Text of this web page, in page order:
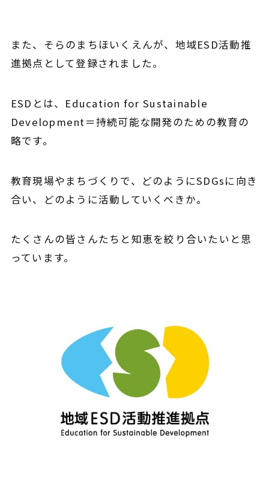
また、そらのまちほいくえんが、 地域ESD活動推
進拠点 として登録されました。
ESDとは、Education for Sustainable
Development＝持続可能な開発のための教育の
略です。
教育現場やまちづくりで、どのようにSDGsに向き
合い、どのように活動していくべきか。
たくさんの皆さんたちと知恵を絞り合いたいと思
っています。